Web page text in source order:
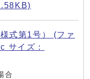
式第1号） (ファ
サイズ：
合